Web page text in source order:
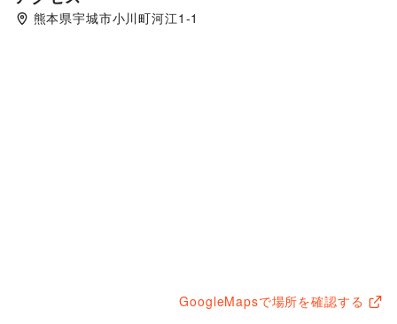
熊本県宇城市小川町河江1-1
GoogleMapsで場所を確認する